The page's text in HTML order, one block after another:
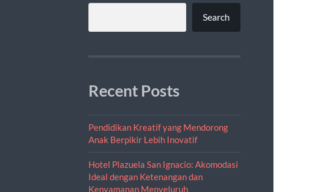
Search
Recent Posts
Pendidikan Kreatif yang Mendorong
Anak Berpikir Lebih Inovatif
Hotel Plazuela San Ignacio: Akomodasi
Ideal dengan Ketenangan dan
Kenyamanan Menyeluruh